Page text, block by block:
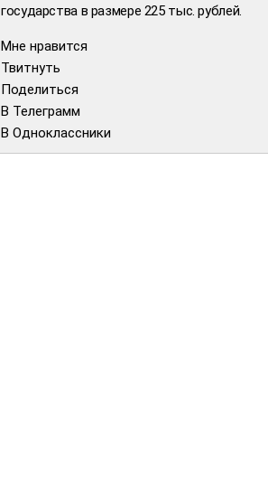
государства в размере 225 тыс. рублей.
Мне нравится
Твитнуть
Поделиться
В Телеграмм
В Одноклассники